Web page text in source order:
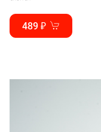
489 ₽